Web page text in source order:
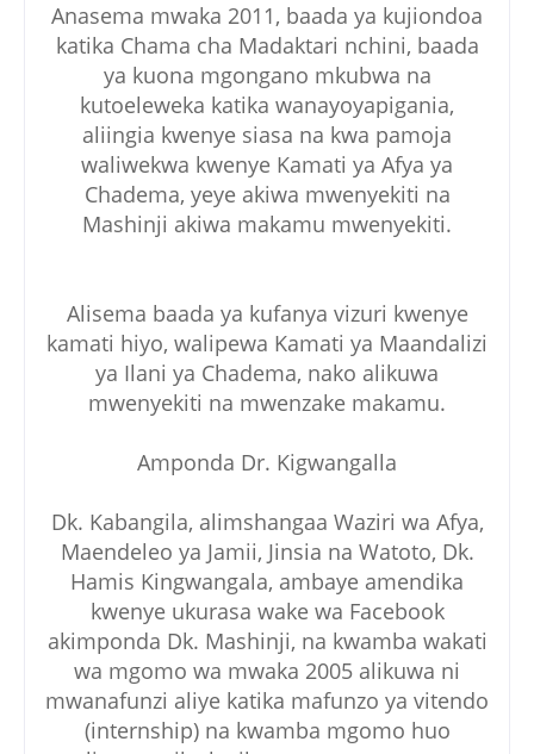
Anasema mwaka 2011, baada ya kujiondoa
katika Chama cha Madaktari nchini, baada
ya kuona mgongano mkubwa na
kutoeleweka katika wanayoyapigania,
aliingia kwenye siasa na kwa pamoja
waliwekwa kwenye Kamati ya Afya ya
Chadema, yeye akiwa mwenyekiti na
Mashinji akiwa makamu mwenyekiti.
Alisema baada ya kufanya vizuri kwenye
kamati hiyo, walipewa Kamati ya Maandalizi
ya Ilani ya Chadema, nako alikuwa
mwenyekiti na mwenzake makamu.
Amponda Dr. Kigwangalla
Dk. Kabangila, alimshangaa Waziri wa Afya,
Maendeleo ya Jamii, Jinsia na Watoto, Dk.
Hamis Kingwangala, ambaye amendika
kwenye ukurasa wake wa Facebook
akimponda Dk. Mashinji, na kwamba wakati
wa mgomo wa mwaka 2005 alikuwa ni
mwanafunzi aliye katika mafunzo ya vitendo
(internship) na kwamba mgomo huo